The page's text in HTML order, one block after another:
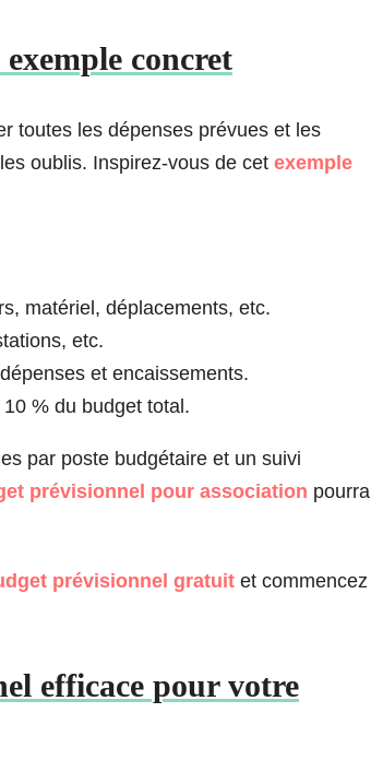
concret
toutes les dépenses prévues et les
oublis. Inspirez-vous de cet exemple
matériel, déplacements, etc.
etc.
et encaissements.
% du budget total.
par poste budgétaire et un suivi
prévisionnel pour association pourra
prévisionnel gratuit et commencez
efficace pour votre